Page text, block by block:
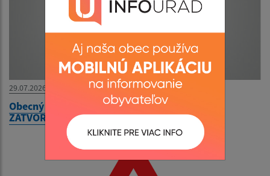
29.07.2026
Obecný úrad bude v utorok 04. augusta 2026
ZATVORENÝ